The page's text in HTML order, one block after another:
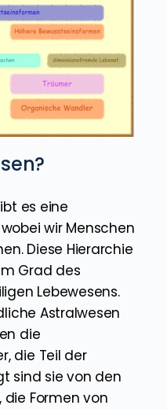
es eine
wir Menschen
Diese Hierarchie
Grad des
Lebewesens.
Astralwesen
die
die Teil der
sind sie von den
Formen von